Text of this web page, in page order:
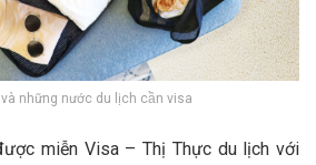
những nước du lịch cần visa
miễn Visa – Thị Thực du lịch với